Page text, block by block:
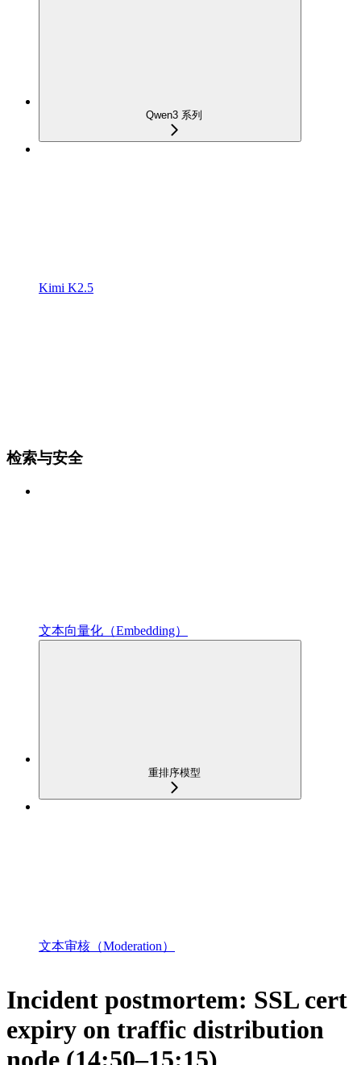
Qwen3 系列
Kimi K2.5
检索与安全
文本向量化（Embedding）
重排序模型
文本审核（Moderation）
Incident postmortem: SSL cert
expiry on traffic distribution